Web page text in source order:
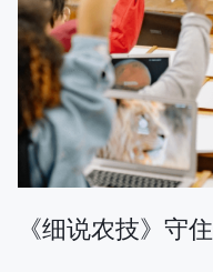
《细说农技》